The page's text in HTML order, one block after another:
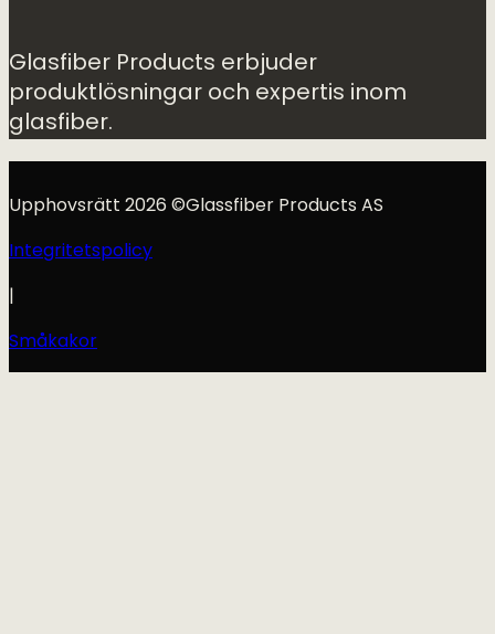
Glasfiber Products erbjuder
produktlösningar och expertis inom
glasfiber.
Upphovsrätt 2026 ©Glassfiber Products AS
Integritetspolicy
|
Småkakor